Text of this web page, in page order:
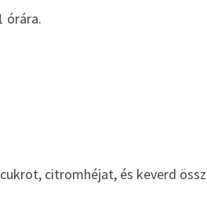
órára.
citromhéjat, és keverd